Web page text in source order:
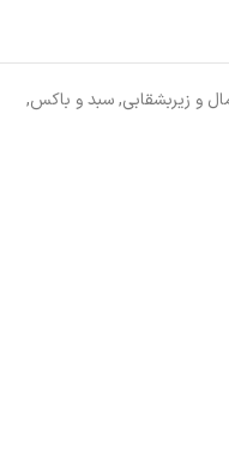
و زیربشقابی,سبد و باکس,